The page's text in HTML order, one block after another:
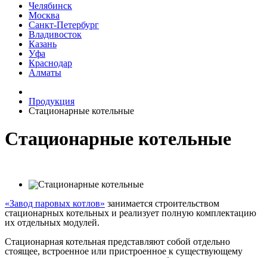
Челябинск
Москва
Санкт-Петербург
Владивосток
Казань
Уфа
Краснодар
Алматы
Продукция
Стационарные котельные
Стационарные котельные
«Завод паровых котлов» занимается строительством
стационарных котельных и реализует полную комплектацию
их отдельных модулей.
Стационарная котельная представляют собой отдельно
стоящее, встроенное или пристроенное к существующему